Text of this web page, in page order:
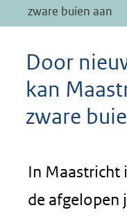
zware buien aan
Door
kan
zware
In Maastricht
de afgelopen